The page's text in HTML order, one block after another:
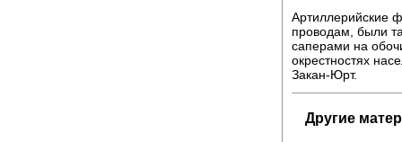
Артиллерийские
проводам, были
саперами на
окрестностях
Закан-Юрт.
Другие